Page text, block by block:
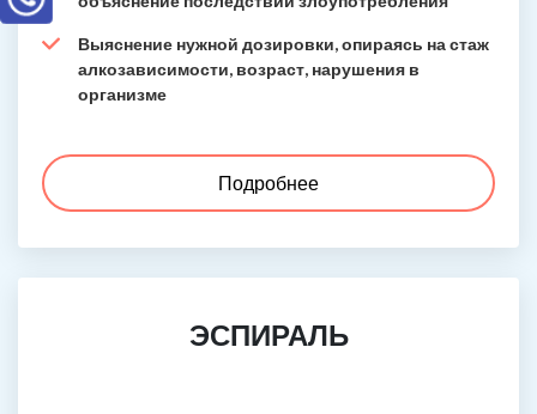
Выяснение нужной дозировки, опираясь на стаж
алкозависимости, возраст, нарушения в
организме
Подробнее
ЭСПИРАЛЬ